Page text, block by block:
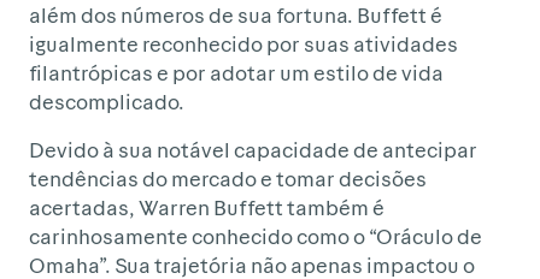
além dos números de sua fortuna. Buffett é
igualmente reconhecido por suas atividades
filantrópicas e por adotar um estilo de vida
descomplicado.
Devido à sua notável capacidade de antecipar
tendências do mercado e tomar decisões
acertadas, Warren Buffett também é
carinhosamente conhecido como o “Oráculo de
Omaha”. Sua trajetória não apenas impactou o